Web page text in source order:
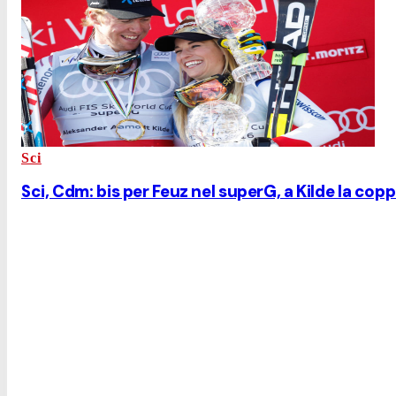
Sci
Sci, Cdm: bis per Feuz nel superG, a Kilde la